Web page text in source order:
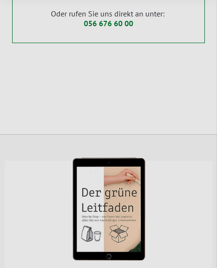
Oder rufen Sie uns direkt an unter:
056 676 60 00